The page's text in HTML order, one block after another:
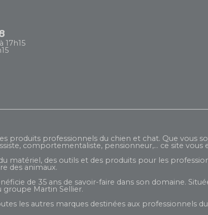
17h15
produits professionnels du chien et chat. Que vous
comportementaliste, pensionneur,... ce site vous
matériel, des outils et des produits pour les
des animaux.
de 35 ans de savoir-faire dans son domaine.
groupe Martin Sellier.
les autres marques destinées aux professionnels